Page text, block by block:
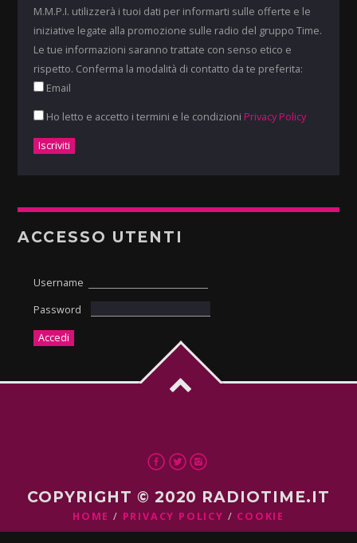
M.M.P.I. utilizzerà i tuoi dati per informarti sulle offerte e le
iniziative legate alla promozione sulle radio del gruppo Time.
Le tue informazioni saranno trattate con senso etico e
rispetto. Conferma la modalità di contatto da te preferita:
Email
Ho letto e accetto i termini e le condizioni Privacy Policy
ACCESSO UTENTI
Username
Password
COPYRIGHT © 2020 RADIOTIME.IT
HOME PRIVACY POLICY COOKIE